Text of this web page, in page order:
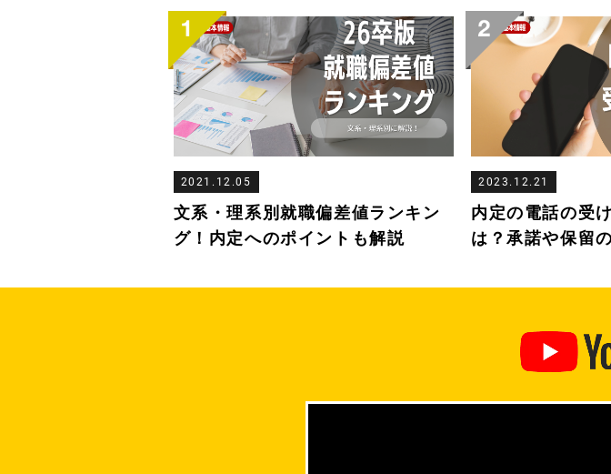
2021.12.05
文系・理系別就職偏差値ランキン
グ！内定へのポイントも解説
2023.12.21
内定の電話の受
は？承諾や保留